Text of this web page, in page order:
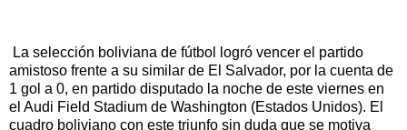
La selección boliviana de fútbol logró vencer el partido
amistoso frente a su similar de El Salvador, por la cuenta de
1 gol a 0, en partido disputado la noche de este viernes en
el Audi Field Stadium de Washington (Estados Unidos). El
cuadro boliviano con este triunfo sin duda que se motiva